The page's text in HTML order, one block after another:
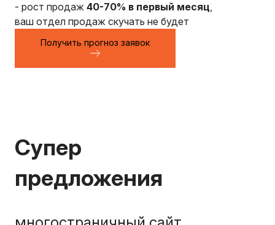
- рост продаж 40-70% в первый месяц,
ваш отдел продаж скучать не будет
Получить прогноз заявок
супер
предложения